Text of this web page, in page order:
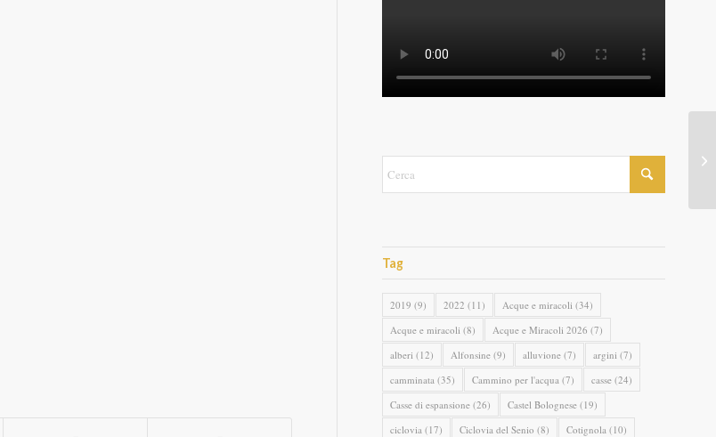
Tag
2019 (9) 2022 (11) Acque e miracoli (34)
Acque e miracoli (8) Acque e Miracoli 2026 (7)
alberi (12) Alfonsine (9) alluvione (7) argini (7)
camminata (35) Cammino per l'acqua (7) casse (24)
Casse di espansione (26) Castel Bolognese (19)
ciclovia (17) Ciclovia del Senio (8) Cotignola (10)